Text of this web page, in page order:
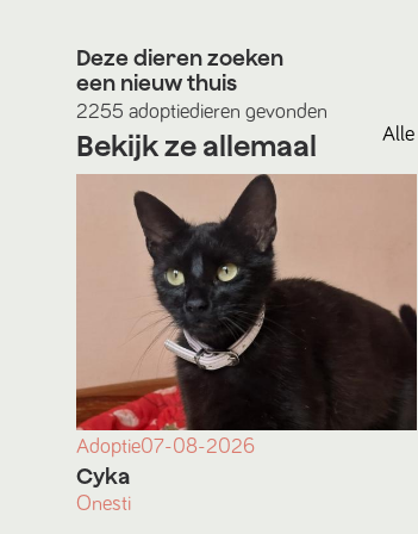
Deze dieren zoeken
een nieuw thuis
2255 adoptiedieren gevonden
Bekijk ze allemaal Alle
Adoptie07-08-2026
Cyka
Onesti